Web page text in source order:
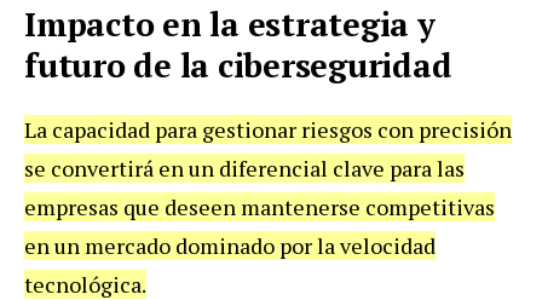
Impacto en la estrategia y
futuro de la ciberseguridad
La capacidad para gestionar riesgos con precisión
se convertirá en un diferencial clave para las
empresas que deseen mantenerse competitivas
en un mercado dominado por la velocidad
tecnológica.